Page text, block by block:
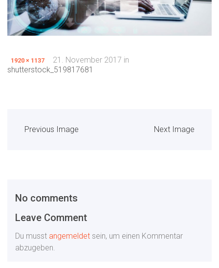
1920 × 1137 21. November 2017 in
shutterstock_519817681
Previous Image Next Image
No comments
Leave Comment
Du musst angemeldet sein, um einen Kommentar
abzugeben.